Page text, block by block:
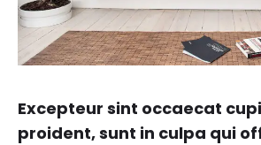
Excepteur sint occaecat
proident, sunt in culpa qui